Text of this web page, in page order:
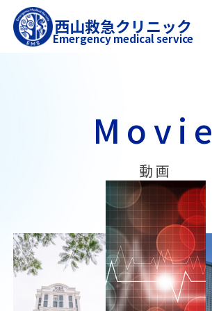
西山救急クリニック
Emergency medical service
Movie
動画